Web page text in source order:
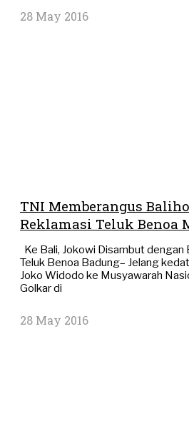
28 May 2016
TNI Memberangus
Reklamasi Teluk Benoa
Ke Bali, Jokowi Disambut dengan
Teluk Benoa Badung– Jelang
Joko Widodo ke Musyawarah
Golkar di
28 May 2016